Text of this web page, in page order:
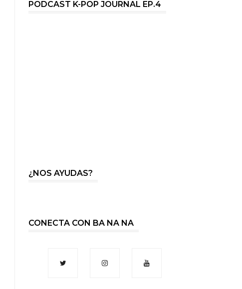
PODCAST K-POP JOURNAL EP.4
¿NOS AYUDAS?
CONECTA CON BA NA NA